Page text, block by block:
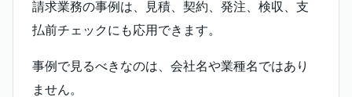
請求業務の事例は、見積、契約、発注、検収、支
払前チェックにも応用できます。
事例で見るべきなのは、会社名や業種名ではあり
ません。